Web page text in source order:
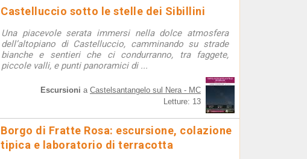
Castelluccio sotto le stelle dei Sibillini
Una piacevole serata immersi nella dolce atmosfera
dell’altopiano di Castelluccio, camminando su strade
bianche e sentieri che ci condurranno, tra faggete,
piccole valli, e punti panoramici di ...
Escursioni a Castelsantangelo sul Nera - MC
Letture: 13
Borgo di Fratte Rosa: escursione, colazione
tipica e laboratorio di terracotta